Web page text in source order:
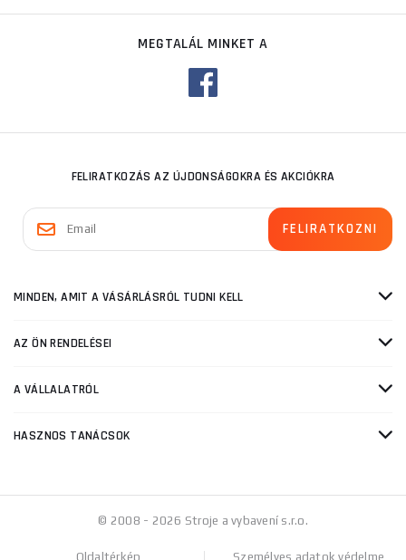
MEGTALÁL MINKET A
FELIRATKOZÁS AZ ÚJDONSÁGOKRA ÉS AKCIÓKRA
MINDEN, AMIT A VÁSÁRLÁSRÓL TUDNI KELL
AZ ÖN RENDELÉSEI
A VÁLLALATRÓL
HASZNOS TANÁCSOK
© 2008 - 2026 Stroje a vybavení s.r.o.
Oldaltérkép Személyes adatok védelme